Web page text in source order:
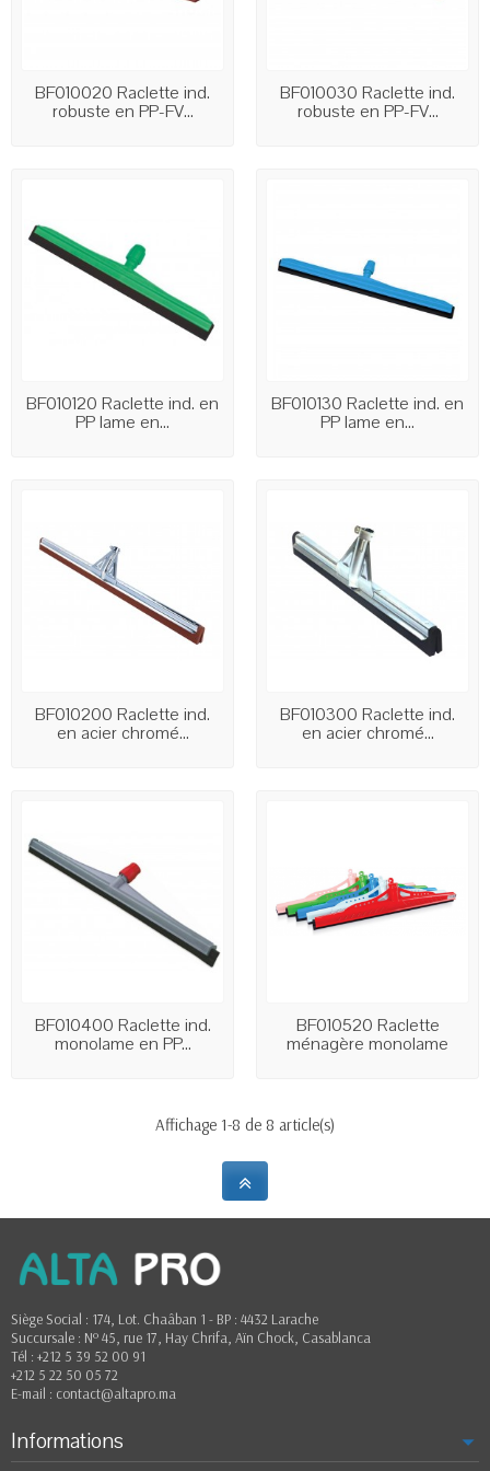
BF010020 Raclette ind.
robuste en PP-FV...
BF010030 Raclette ind.
robuste en PP-FV...
BF010120 Raclette ind. en
PP lame en...
BF010130 Raclette ind. en
PP lame en...
BF010200 Raclette ind.
en acier chromé...
BF010300 Raclette ind.
en acier chromé...
BF010400 Raclette ind.
monolame en PP...
BF010520 Raclette
ménagère monolame
Affichage 1-8 de 8 article(s)
Siège Social : 174, Lot. Chaâban 1 - BP : 4432 Larache
Succursale : Nº 45, rue 17, Hay Chrifa, Aïn Chock, Casablanca
Tél : +212 5 39 52 00 91
+212 5 22 50 05 72
E-mail : contact@altapro.ma
Informations